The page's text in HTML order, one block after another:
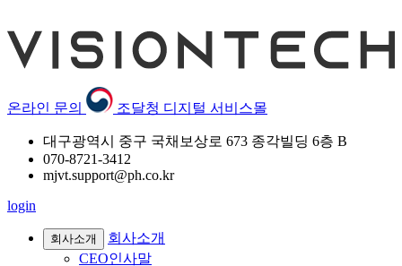
온라인 문의 조달청 디지털 서비스몰
대구광역시 중구 국채보상로 673 종각빌딩 6층 B
070-8721-3412
mjvt.support@ph.co.kr
login
회사소개
회사소개
CEO인사말